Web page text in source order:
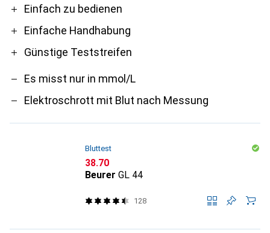
ProEinfach zu bedienen
Einfache Handhabung
Günstige Teststreifen
Contra
Es misst nur in mmol/L
Elektroschrott mit Blut nach Messung
Bluttest
CHF
38.70
Beurer GL 44
128